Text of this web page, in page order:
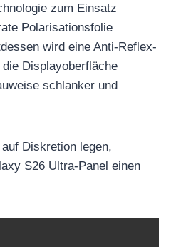
zum Einsatz
Polarisationsfolie
wird eine Anti-Reflex-
Displayoberfläche
schlanker und
Diskretion legen,
S26 Ultra-Panel einen